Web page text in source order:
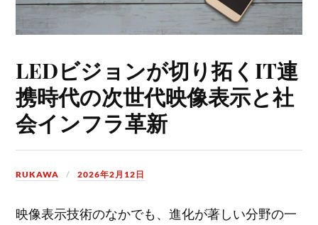
LEDビジョンが切り拓くIT連
携時代の次世代映像表示と社
会インフラ革新
RUKAWA 2026年2月12日
映像表示技術のなかでも、進化が著しい分野の一